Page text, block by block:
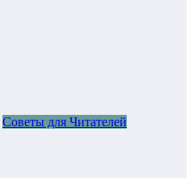
Советы для Читателей